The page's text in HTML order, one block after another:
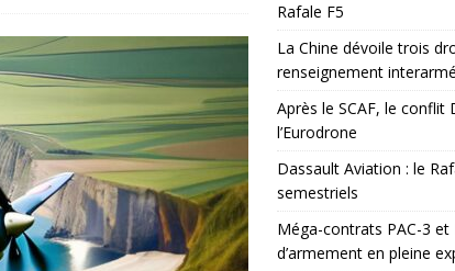
Rafale F5
La Chine dévoile trois
renseignement
Après le SCAF, le conflit
l’Eurodrone
Dassault Aviation : le
semestriels
Méga-contrats PAC-3 et
d’armement en pleine